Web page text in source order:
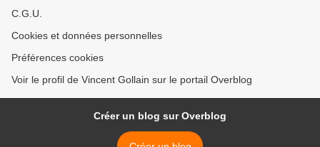
C.G.U.
Cookies et données personnelles
Préférences cookies
Voir le profil de Vincent Gollain sur le portail Overblog
Créer un blog sur Overblog